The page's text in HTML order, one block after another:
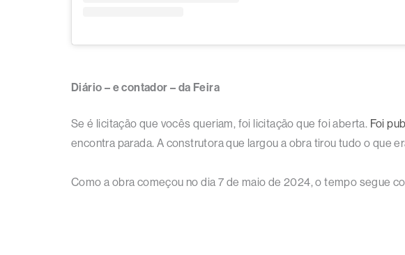
Diário – e contador – da Feira
Se é licitação que vocês queriam, foi licitação que foi aberta. Foi
encontra parada. A construtora que largou a obra tirou tudo o que
Como a obra começou no dia 7 de maio de 2024, o tempo segue